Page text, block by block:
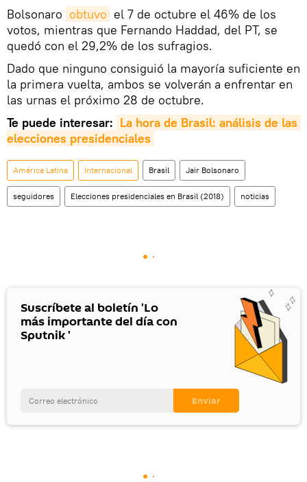
Bolsonaro obtuvo el 7 de octubre el 46% de los
votos, mientras que Fernando Haddad, del PT, se
quedó con el 29,2% de los sufragios.
Dado que ninguno consiguió la mayoría suficiente en
la primera vuelta, ambos se volverán a enfrentar en
las urnas el próximo 28 de octubre.
Te puede interesar: La hora de Brasil: análisis de las
elecciones presidenciales
América Latina Internacional Brasil Jair Bolsonaro
seguidores Elecciones presidenciales en Brasil (2018) noticias
Suscríbete al boletín 'Lo
más importante del día con
Sputnik '